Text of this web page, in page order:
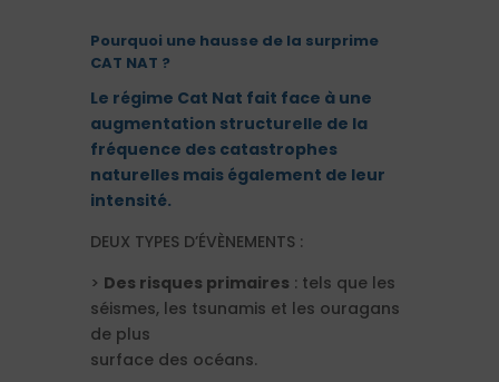
Pourquoi une hausse de la surprime
CAT NAT ?
Le régime Cat Nat fait face à une
augmentation structurelle de la
fréquence des catastrophes
naturelles mais également de leur
intensité.
DEUX TYPES D’ÉVÈNEMENTS :
> Des risques primaires : tels que les
séismes, les tsunamis et les ouragans
de plus
surface des océans.